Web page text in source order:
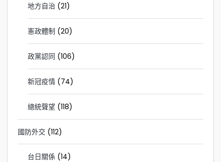
地方自治 (21)
憲政體制 (20)
政黨認同 (106)
新冠疫情 (74)
總統聲望 (118)
國防外交 (112)
台日關係 (14)